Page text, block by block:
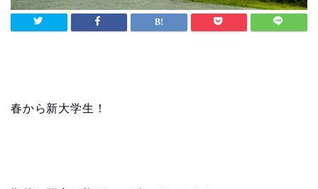
春から新大学生！